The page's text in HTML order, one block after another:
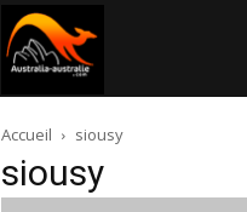
australie.com
Accueil siousy
siousy